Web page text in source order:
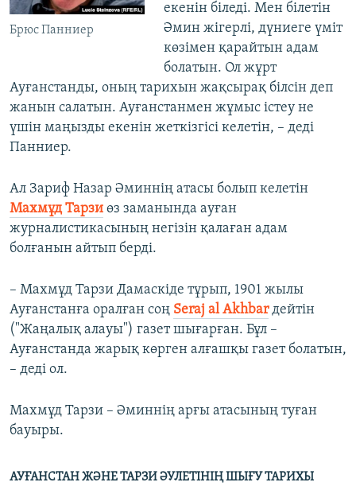
Брюс Панниер
екенін біледі. Мен білетін
Әмин жігерлі, дүниеге үміт
көзімен қарайтын адам
болатын. Ол жұрт
Ауғанстанды, оның тарихын жақсырақ білсін деп
жанын салатын. Ауғанстанмен жұмыс істеу не
үшін маңызды екенін жеткізгісі келетін, – деді
Панниер.
Ал Зариф Назар Әминнің атасы болып келетін
Махмұд Тарзи өз заманында ауған
журналистикасының негізін қалаған адам
болғанын айтып берді.
– Махмұд Тарзи Дамаскіде тұрып, 1901 жылы
Ауғанстанға оралған соң Seraj al Akhbarдейтін
("Жаңалық алауы") газет шығарған. Бұл –
Ауғанстанда жарық көрген алғашқы газет болатын,
– деді ол.
Махмұд Тарзи – Әминнің арғы атасының туған
бауыры.
АУҒАНСТАН ЖӘНЕ ТАРЗИ ӘУЛЕТІНІҢ ШЫҒУ ТАРИХЫ